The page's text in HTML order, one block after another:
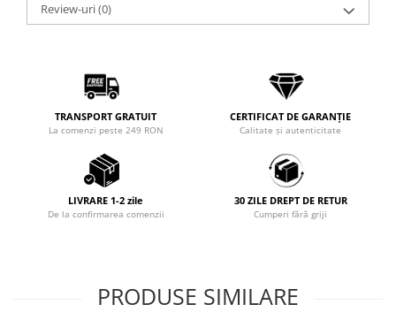
Review-uri(0)
TRANSPORT GRATUIT
La comenzi peste 249 RON
CERTIFICAT DE GARANȚIE
Calitate și autenticitate
LIVRARE 1-2 zile
De la confirmarea comenzii
30 ZILE DREPT DE RETUR
Cumperi fără griji
PRODUSE SIMILARE